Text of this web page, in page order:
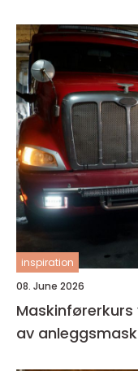
inspiration
08. June 2026
Maskinførerkurs veien til trygg og lovlig bruk
av